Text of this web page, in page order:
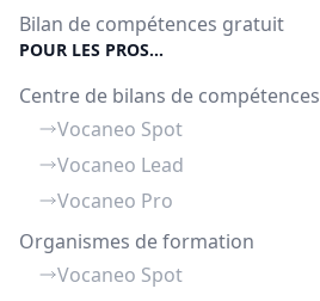
Bilan de compétences gratuit
POUR LES PROS...
Centre de bilans de compétences
Vocaneo Spot
Vocaneo Lead
Vocaneo Pro
Organismes de formation
Vocaneo Spot